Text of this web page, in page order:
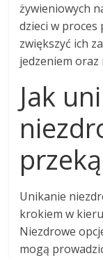
żywieniowych
dzieci w proces
zwiększyć ich
jedzeniem oraz
Jak
Unikanie
krokiem w
Niezdrowe
mogą